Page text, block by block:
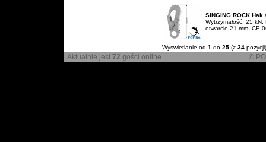
SINGING ROCK
Wytrzymałość: 25
otwarcie 21 mm. CE
Wyswietlanie od 1 do 25(z 34pozycji)
Aktualnie jest 72 gości online ©